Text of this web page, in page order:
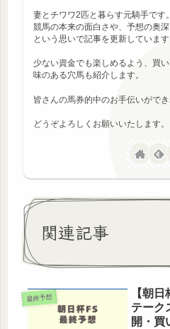
妻とチワワ2匹と暮らす元騎手です。
競馬の本来の面白さや、予想の奥
という思いで記事を更新しています
少ない資金でも楽しめるよう、買
味のある穴馬も紹介します。
皆さんの馬券的中のお手伝いができ
どうぞよろしくお願いいたします。
関連記事
最終予想
【朝
テーク
開・買